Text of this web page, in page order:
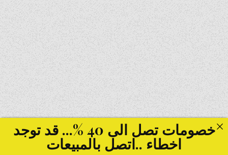
خصومات تصل الى 40 %... قد توجد
اخطاء ..اتصل بالمبيعات